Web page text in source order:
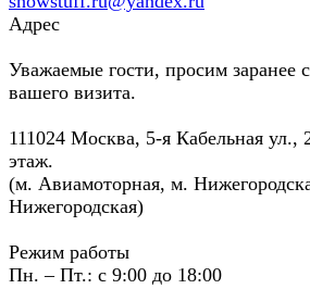
Адрес
Уважаемые гости, просим заранее
вашего визита.
111024 Москва, 5-я Кабельная ул.,
этаж.
(м. Авиамоторная, м.
Нижегородская)
Режим работы
Пн. – Пт.: с 9:00 до 18:00